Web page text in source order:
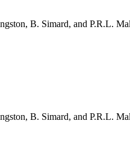
B. Simard, and P.R.L.
B. Simard, and P.R.L.